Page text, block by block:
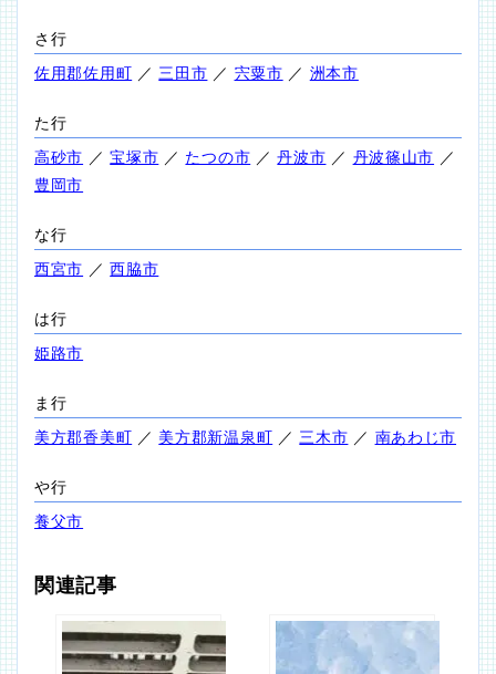
さ行
佐用郡佐用町 ／ 三田市 ／ 宍粟市 ／ 洲本市
た行
高砂市 ／宝塚市 ／ たつの市 ／丹波市 ／ 丹波篠山市 ／
豊岡市
な行
西宮市 ／西脇市
は行
姫路市
ま行
美方郡香美町 ／ 美方郡新温泉町 ／ 三木市 ／ 南あわじ市
や行
養父市
関連記事